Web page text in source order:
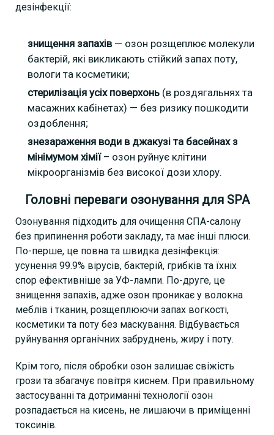
дезінфекції:
знищення запахів— озон розщеплює молекули
бактерій, які викликають стійкий запах поту,
вологи та косметики;
стерилізація усіх поверхонь(в роздягальнях та
масажних кабінетах) — без ризику пошкодити
оздоблення;
знезараження води в джакузі та басейнах з
мінімумом хімії– озон руйнує клітини
мікроорганізмів без високої дози хлору.
Головні переваги озонування для SPA
Озонування підходить для очищення СПА-салону
без припинення роботи закладу, та має інші плюси.
По-перше, це повна та швидка дезінфекція:
усунення 99.9% вірусів, бактерій, грибків та їхніх
спор ефективніше за УФ-лампи. По-друге, це
знищення запахів, адже озон проникає у волокна
меблів і тканин, розщеплюючи запах вогкості,
косметики та поту без маскування. Відбувається
руйнування органічних забруднень, жиру і поту.
Крім того, після обробки озон залишає свіжість
грози та збагачує повітря киснем. При правильному
застосуванні та дотриманні технології озон
розпадається на кисень, не лишаючи в приміщенні
токсинів.